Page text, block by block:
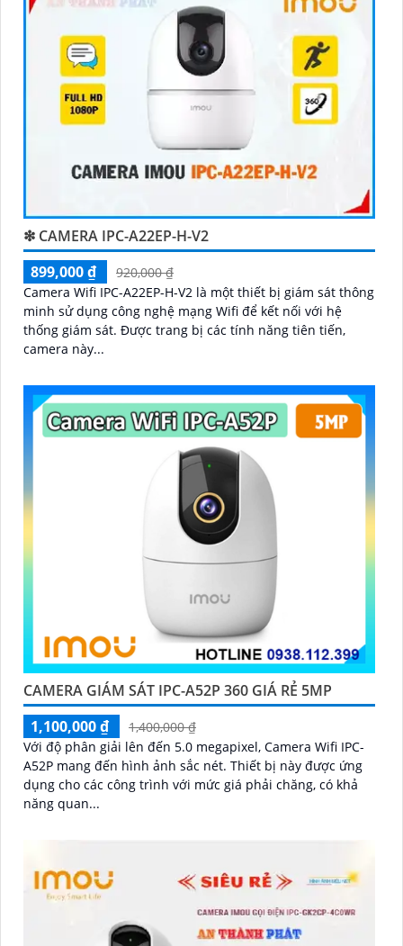
❇ CAMERA IPC-A22EP-H-V2
899,000 ₫
920,000 ₫
Camera Wifi IPC-A22EP-H-V2 là một thiết bị giám sát thông
minh sử dụng công nghệ mạng Wifi để kết nối với hệ
thống giám sát. Được trang bị các tính năng tiên tiến,
camera này...
CAMERA GIÁM SÁT IPC-A52P 360 GIÁ RẺ 5MP
1,100,000 ₫
1,400,000 ₫
Với độ phân giải lên đến 5.0 megapixel, Camera Wifi IPC-
A52P mang đến hình ảnh sắc nét. Thiết bị này được ứng
dụng cho các công trình với mức giá phải chăng, có khả
năng quan...